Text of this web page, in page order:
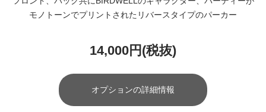
モノトーンでプリントされたリバースタイプのパーカー
14,000円(税抜)
オプションの詳細情報